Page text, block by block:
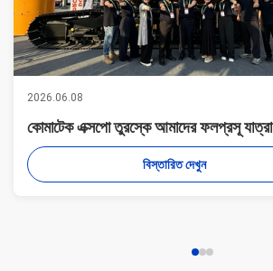
2026.06.08
কোমাটেক এক্সপো তুরস্কে আমাদের ফলপ্রসূ যাত্রা
বিস্তারিত দেখুন